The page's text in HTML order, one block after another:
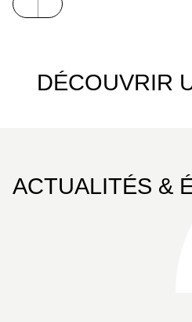
DÉCOUVRIR
ACTUALITÉS &